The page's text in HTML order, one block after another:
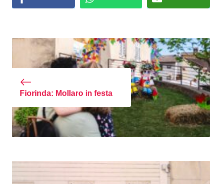
Fiorinda: Mollaro in festa